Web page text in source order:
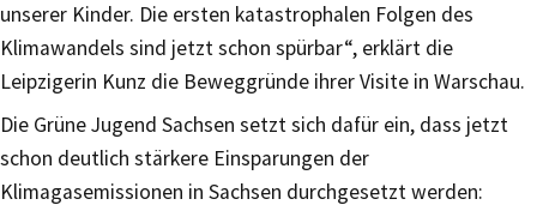
unserer Kinder. Die ersten katastrophalen Folgen des
Klimawandels sind jetzt schon spürbar“, erklärt die
Leipzigerin Kunz die Beweggründe ihrer Visite in Warschau.
Die Grüne Jugend Sachsen setzt sich dafür ein, dass jetzt
schon deutlich stärkere Einsparungen der
Klimagasemissionen in Sachsen durchgesetzt werden: